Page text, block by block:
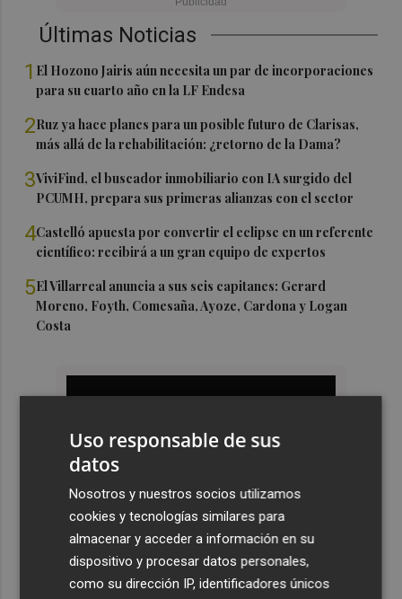
Últimas Noticias
1 El Hozono Jairis aún necesita un par de incorporaciones
para su cuarto año en la LF Endesa
2Ruz ya hace planes para un posible futuro de Clarisas,
más allá de la rehabilitación: ¿retorno de la Dama?
3ViviFind, el buscador inmobiliario con IA surgido del
PCUMH, prepara sus primeras alianzas con el sector
4Castelló apuesta por convertir el eclipse en un referente
científico: recibirá a un gran equipo de expertos
5El Villarreal anuncia a sus seis capitanes: Gerard
Moreno, Foyth, Comesaña, Ayoze, Cardona y Logan
Costa
Uso responsable de sus
datos
Nosotros y nuestros socios utilizamos
cookies y tecnologías similares para
almacenar y acceder a información en su
dispositivo y procesar datos personales,
como su dirección IP, identificadores únicos